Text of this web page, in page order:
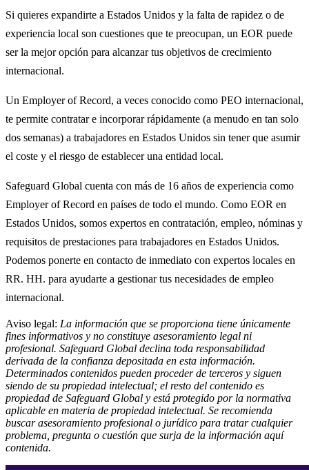
Si quieres expandirte a Estados Unidos y la falta de rapidez o de
experiencia local son cuestiones que te preocupan, un EOR puede
ser la mejor opción para alcanzar tus objetivos de crecimiento
internacional.
Un Employer of Record, a veces conocido como PEO internacional,
te permite contratar e incorporar rápidamente (a menudo en tan solo
dos semanas) a trabajadores en Estados Unidos sin tener que asumir
el coste y el riesgo de establecer una entidad local.
Safeguard Global cuenta con más de 16 años de experiencia como
Employer of Record en países de todo el mundo. Como EOR en
Estados Unidos, somos expertos en contratación, empleo, nóminas y
requisitos de prestaciones para trabajadores en Estados Unidos.
Podemos ponerte en contacto de inmediato con expertos locales en
RR. HH. para ayudarte a gestionar tus necesidades de empleo
internacional.
Aviso legal: La información que se proporciona tiene únicamente
fines informativos y no constituye asesoramiento legal ni
profesional. Safeguard Global declina toda responsabilidad
derivada de la confianza depositada en esta información.
Determinados contenidos pueden proceder de terceros y siguen
siendo de su propiedad intelectual; el resto del contenido es
propiedad de Safeguard Global y está protegido por la normativa
aplicable en materia de propiedad intelectual. Se recomienda
buscar asesoramiento profesional o jurídico para tratar cualquier
problema, pregunta o cuestión que surja de la información aquí
contenida.